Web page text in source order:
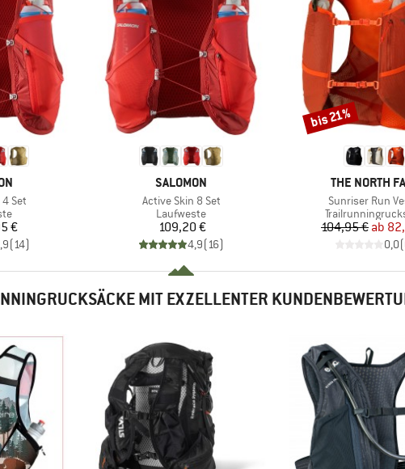
Set
€
(14)
MARKE
SALOMON
Artikel
Active Skin 8 Set
Produktgruppe
Laufweste
Preis
109,20 €
4,9(16)
MARKE
THE NORTH
Artikel
Sunriser Run
Produktgruppe
Preis
104,95 € ab
0,0(
Rabatt
bis 21%
MIT EXZELLENTER